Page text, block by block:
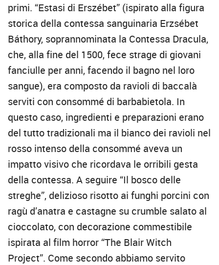
primi. “Estasi di Erszébet” (ispirato alla figura
storica della contessa sanguinaria Erzsébet
Báthory, soprannominata la Contessa Dracula,
che, alla fine del 1500, fece strage di giovani
fanciulle per anni, facendo il bagno nel loro
sangue), era composto da ravioli di baccalà
serviti con consommé di barbabietola. In
questo caso, ingredienti e preparazioni erano
del tutto tradizionali ma il bianco dei ravioli nel
rosso intenso della consommé aveva un
impatto visivo che ricordava le orribili gesta
della contessa. A seguire “Il bosco delle
streghe”, delizioso risotto ai funghi porcini con
ragù d’anatra e castagne su crumble salato al
cioccolato, con decorazione commestibile
ispirata al film horror “The Blair Witch
Project”. Come secondo abbiamo servito